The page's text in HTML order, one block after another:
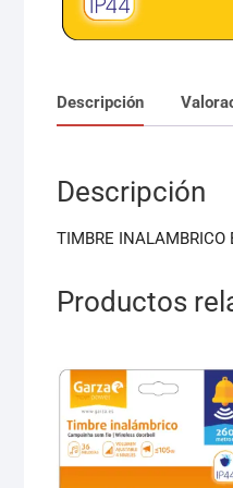
Descripción
Descripción
TIMBRE
Productos